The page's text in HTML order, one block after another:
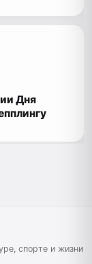
Дня
спорте и жизни